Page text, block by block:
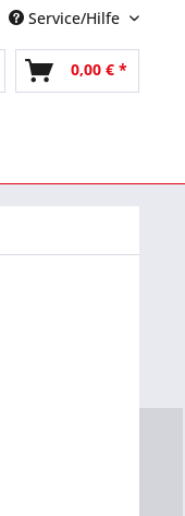
Service/Hilfe
0,00 € *